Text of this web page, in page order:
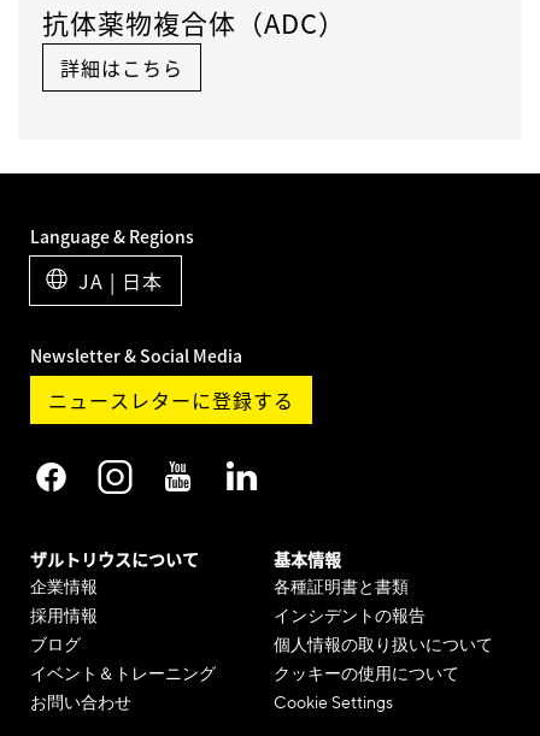
抗体薬物複合体（ADC）
詳細はこちら
ザルトリウスについて
企業情報
採用情報
ブログ
イベント＆トレーニング
お問い合わせ
基本情報
各種証明書と書類
インシデントの報告
個人情報の取り扱いについて
クッキーの使用について
Cookie Settings
Language & Regions
JA | 日本
Newsletter & Social Media
ニュースレターに登録する